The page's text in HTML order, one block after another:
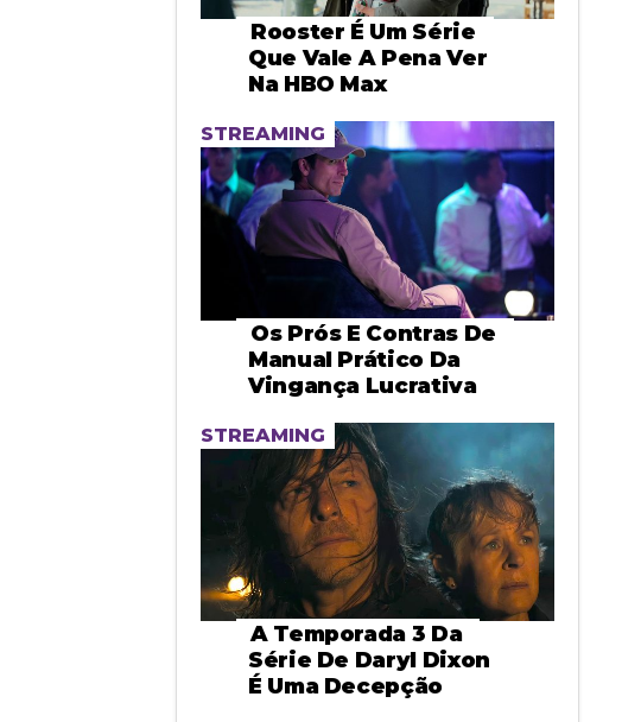
Rooster É Um Série
Que Vale A Pena Ver
Na HBO Max
STREAMING
Os Prós E Contras De
Manual Prático Da
Vingança Lucrativa
STREAMING
A Temporada 3 Da
Série De Daryl Dixon
É Uma Decepção